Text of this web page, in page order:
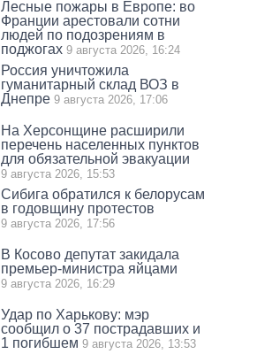
Лесные пожары в Европе: во
Франции арестовали сотни
людей по подозрениям в
поджогах 9 августа 2026, 16:24
Россия уничтожила
гуманитарный склад ВОЗ в
Днепре 9 августа 2026, 17:06
На Херсонщине расширили
перечень населенных пунктов
для обязательной эвакуации
9 августа 2026, 15:53
Сибига обратился к белорусам
в годовщину протестов
9 августа 2026, 17:56
В Косово депутат закидала
премьер-министра яйцами
9 августа 2026, 16:29
Удар по Харькову: мэр
сообщил о 37 пострадавших и
1 погибшем 9 августа 2026, 13:53